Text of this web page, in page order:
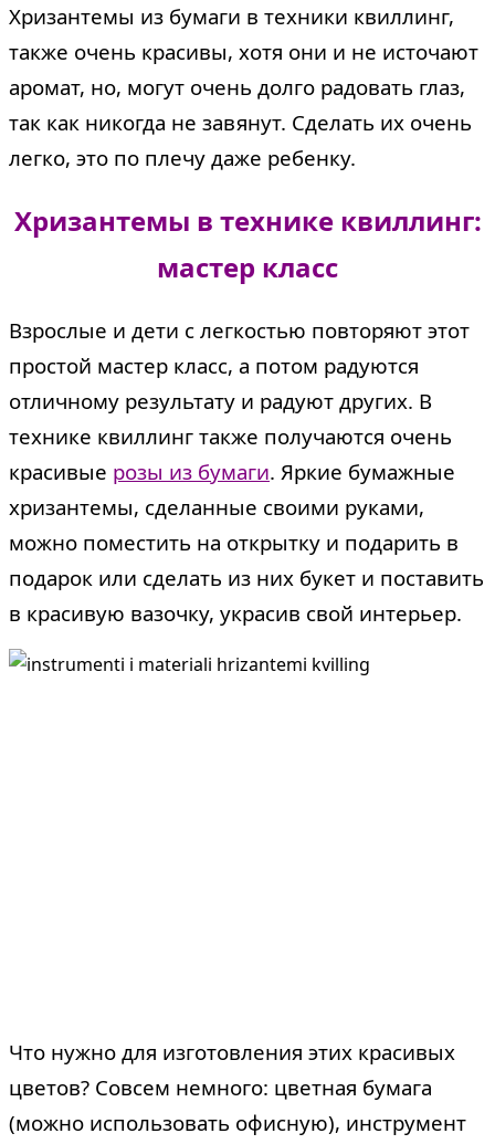
Хризантемы из бумаги в техники квиллинг,
также очень красивы, хотя они и не источают
аромат, но, могут очень долго радовать глаз,
так как никогда не завянут. Сделать их очень
легко, это по плечу даже ребенку.
Хризантемы в технике квиллинг:
мастер класс
Взрослые и дети с легкостью повторяют этот
простой мастер класс, а потом радуются
отличному результату и радуют других. В
технике квиллинг также получаются очень
красивые розы из бумаги. Яркие бумажные
хризантемы, сделанные своими руками,
можно поместить на открытку и подарить в
подарок или сделать из них букет и поставить
в красивую вазочку, украсив свой интерьер.
Что нужно для изготовления этих красивых
цветов? Совсем немного: цветная бумага
(можно использовать офисную), инструмент